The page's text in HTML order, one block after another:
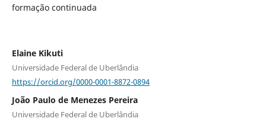
formação continuada
Elaine Kikuti
Universidade Federal de Uberlândia
https://orcid.org/0000-0001-8872-0894
João Paulo de Menezes Pereira
Universidade Federal de Uberlândia